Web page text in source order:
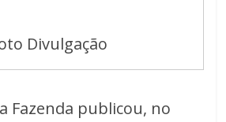
Divulgação
Fazenda publicou, no